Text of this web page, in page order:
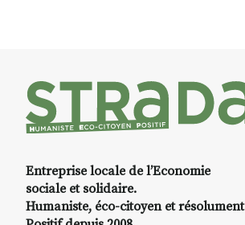
Entreprise locale de l’Economie
sociale et solidaire.
Humaniste, éco-citoyen et résolument